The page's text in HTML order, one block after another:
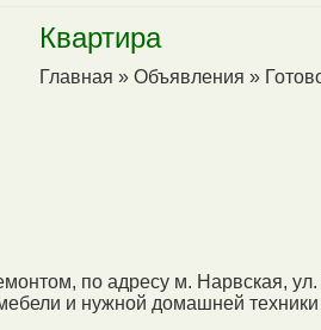
Квартира
Главная » Объявления »
по адресу м. Нарвская,
и нужной домашней